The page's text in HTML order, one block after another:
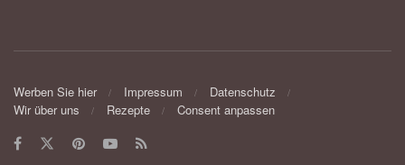
Werben Sie hier Impressum
Datenschutz
Wir über uns
Rezepte Consent anpassen